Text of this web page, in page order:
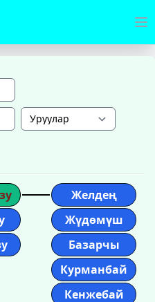
Желдең
Жүдөмүш
Базарчы
Курманбай
Кенжебай